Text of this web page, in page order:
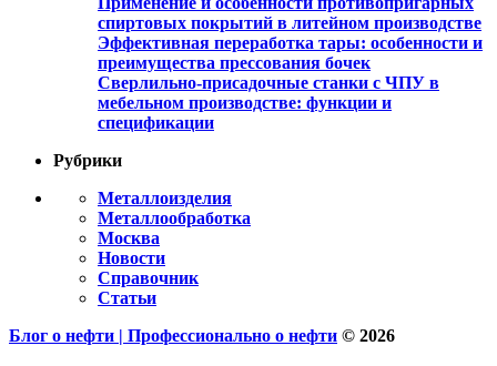
спиртовых покрытий в литейном производстве
Эффективная переработка тары: особенности и
преимущества прессования бочек
Сверлильно-присадочные станки с ЧПУ в
мебельном производстве: функции и
спецификации
Рубрики
Металлоизделия
Металлообработка
Москва
Новости
Справочник
Статьи
Блог о нефти | Профессионально о нефти © 2026